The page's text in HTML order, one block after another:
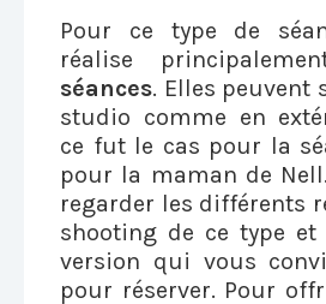
Pour ce type de
réalise
séances. Elles peuvent
studio comme en
ce fut le cas pour la
pour la maman de
regarder les différents
shooting de ce type et
version qui vous
pour réserver. Pour